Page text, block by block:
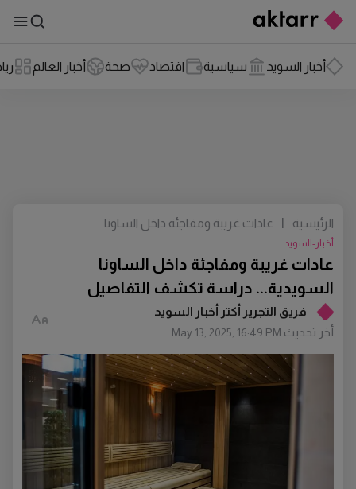
أخبار السويد سياسية اقتصاد صحة أخبار العالم
فريق التجرير أكتر أخبار السويد
أخر تحديث May 13, 2025, 16:49 PM
عادات غريبة ومفاجئة داخل الساونا
السويدية... دراسة تكشف التفاصيل
أخبار-السويد
الرئيسية |
عادات غريبة ومفاجئة داخل الساونا